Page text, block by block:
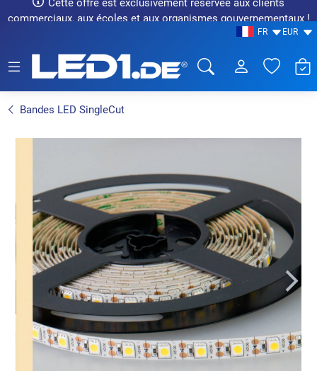
Cette offre est exclusivement réservée aux clients
commerciaux, aux écoles et aux organismes gouvernementaux !
FR EUR
Bandes LED SingleCut
